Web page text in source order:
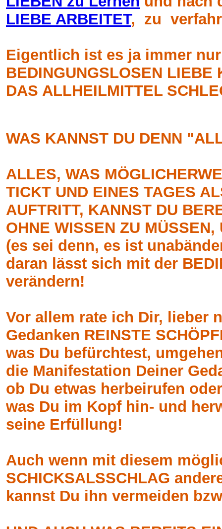
LIEBE ARBEITET, zu
Eigentlich ist es ja immer
BEDINGUNGSLOSEN
DAS ALLHEILMITTEL
WAS KANNST DU DENN
ALLES, WAS
TICKT UND EINES TAGES
AUFTRITT, KANNST DU
OHNE WISSEN ZU
(es sei denn, es ist
daran lässt sich mit der
verändern!
Vor allem rate ich Dir, lieber
Gedanken REINSTE
was Du befürchtest,
die Manifestation Deiner
ob Du etwas herbeirufen
was Du im Kopf hin- und
seine Erfüllung!
Auch wenn mit diesem
SCHICKSALSSCHLAG
kannst Du ihn vermeiden